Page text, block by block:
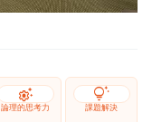
settings_suggest
論理的思考力
tips_and_updates
課題解決